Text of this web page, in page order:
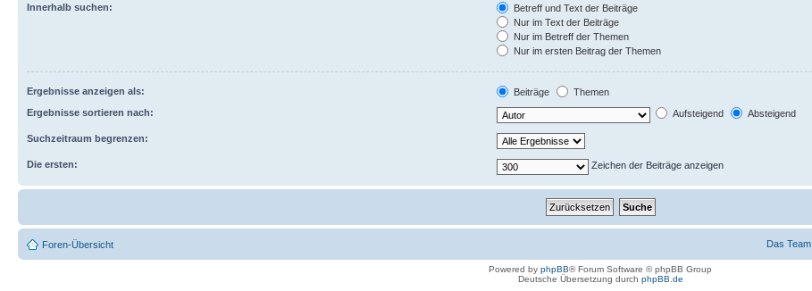
Innerhalb suchen:
Betreff und Text der Beiträge
Nur im Text der Beiträge
Nur im Betreff der Themen
Nur im ersten Beitrag der Themen
Ergebnisse anzeigen als: Beiträge
Themen
Ergebnisse sortieren nach:
Aufsteigend Absteigend
Suchzeitraum begrenzen:
Die ersten: Zeichen der Beiträge anzeigen
Foren-Übersicht Das Team
Powered by phpBB® Forum Software © phpBB Group
Deutsche Übersetzung durch phpBB.de